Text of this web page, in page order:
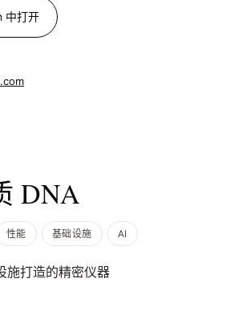
中打开
DNA
性能 基础设施 AI
施打造的精密仪器